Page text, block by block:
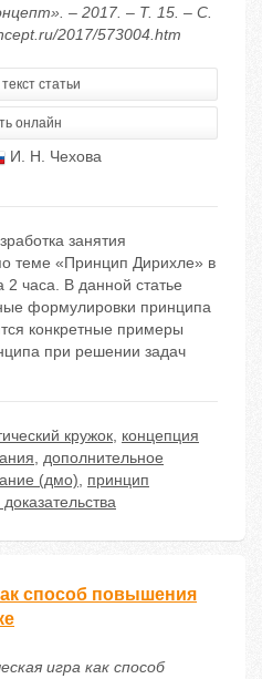
– 2017. – Т. 15. – С.
2017/573004.htm
статьи
онлайн
И. Н. Чехова
занятия
теме «Принцип Дирихле» в
2 часа. В данной статье
формулировки принципа
конкретные примеры
при решении задач
кружок, концепция
, дополнительное
(дмо), принцип
способ повышения
игра как способ